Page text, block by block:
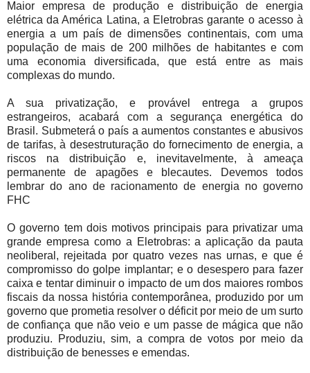
Maior empresa de produção e distribuição de energia
elétrica da América Latina, a Eletrobras garante o acesso à
energia a um país de dimensões continentais, com uma
população de mais de 200 milhões de habitantes e com
uma economia diversificada, que está entre as mais
complexas do mundo.
A sua privatização, e provável entrega a grupos
estrangeiros, acabará com a segurança energética do
Brasil. Submeterá o país a aumentos constantes e abusivos
de tarifas, à desestruturação do fornecimento de energia, a
riscos na distribuição e, inevitavelmente, à ameaça
permanente de apagões e blecautes. Devemos todos
lembrar do ano de racionamento de energia no governo
FHC
O governo tem dois motivos principais para privatizar uma
grande empresa como a Eletrobras: a aplicação da pauta
neoliberal, rejeitada por quatro vezes nas urnas, e que é
compromisso do golpe implantar; e o desespero para fazer
caixa e tentar diminuir o impacto de um dos maiores rombos
fiscais da nossa história contemporânea, produzido por um
governo que prometia resolver o déficit por meio de um surto
de confiança que não veio e um passe de mágica que não
produziu. Produziu, sim, a compra de votos por meio da
distribuição de benesses e emendas.